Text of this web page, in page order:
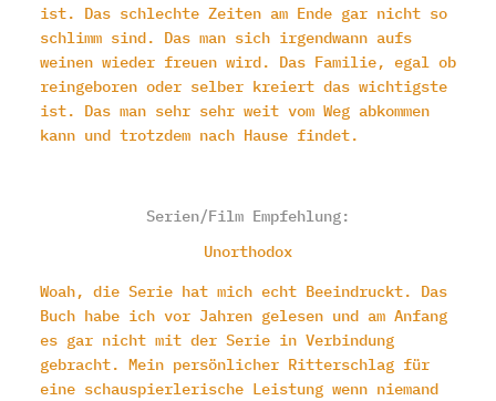
ist. Das schlechte Zeiten am Ende gar nicht so
schlimm sind. Das man sich irgendwann aufs
weinen wieder freuen wird. Das Familie, egal ob
reingeboren oder selber kreiert das wichtigste
ist. Das man sehr sehr weit vom Weg abkommen
kann und trotzdem nach Hause findet.
Serien/Film Empfehlung:
Unorthodox
Woah, die Serie hat mich echt Beeindruckt. Das
Buch habe ich vor Jahren gelesen und am Anfang
es gar nicht mit der Serie in Verbindung
gebracht. Mein persönlicher Ritterschlag für
eine schauspierlerische Leistung wenn niemand